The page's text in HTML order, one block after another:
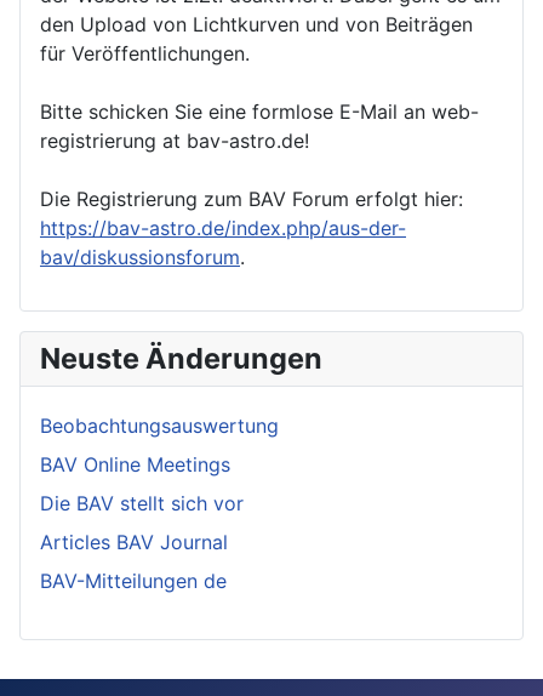
den Upload von Lichtkurven und von Beiträgen
für Veröffentlichungen.
Bitte schicken Sie eine formlose E-Mail an web-
registrierung at bav-astro.de!
Die Registrierung zum BAV Forum erfolgt hier:
https://bav-astro.de/index.php/aus-der-
bav/diskussionsforum.
Neuste Änderungen
Beobachtungsauswertung
BAV Online Meetings
Die BAV stellt sich vor
Articles BAV Journal
BAV-Mitteilungen de